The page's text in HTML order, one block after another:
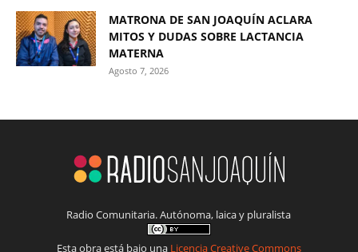
MATRONA DE SAN JOAQUÍN ACLARA
MITOS Y DUDAS SOBRE LACTANCIA
MATERNA
Agosto 7, 2026
Radio Comunitaria. Autónoma, laica y pluralista
Esta obra está bajo una Licencia Creative Commons